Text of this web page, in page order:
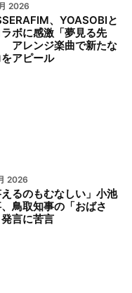
2026
、YOASOBIと
ボに感激「夢見る先
アレンジ楽曲で新たな
アピール
2026
えるのもむなしい」小池
鳥取知事の「おばさ
言に苦言